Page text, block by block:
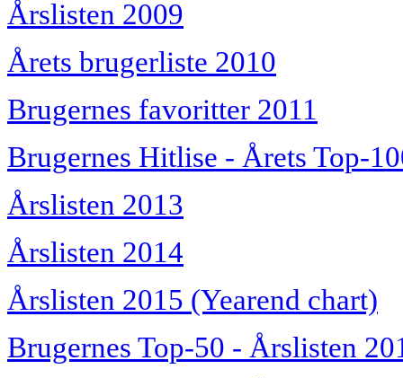
Årslisten 2009
Årets brugerliste 2010
Brugernes favoritter 2011
Brugernes Hitlise - Årets Top-
Årslisten 2013
Årslisten 2014
Årslisten 2015 (Yearend chart)
Brugernes Top-50 - Årslisten